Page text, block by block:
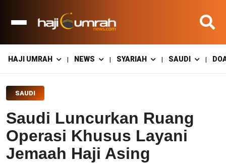
HAJI UMRAH | NEWS | SYARIAH | SAUDI |
SAUDI
Saudi Luncurkan Ruang
Operasi Khusus Layani
Jemaah Haji Asing